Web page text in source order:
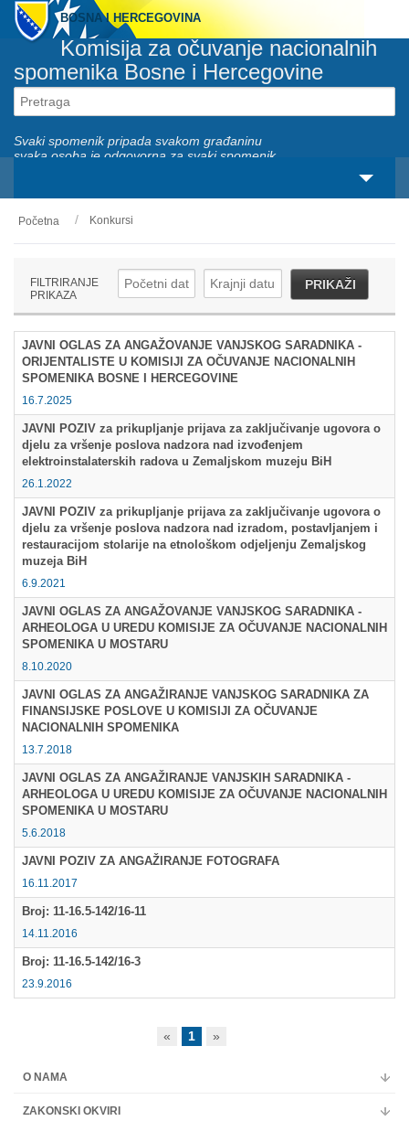
BOSNA I HERCEGOVINA
Komisija za očuvanje nacionalnih
spomenika Bosne i Hercegovine
Svaki spomenik pripada svakom građaninu
svaka osoba je odgovorna za svaki spomenik
O nama
Nacionalni spomenici
Multimedija
Početna Konkursi
FILTRIRANJE
PRIKAZA
PRIKAŽI
JAVNI OGLAS ZA ANGAŽOVANJE VANJSKOG SARADNIKA -
ORIJENTALISTE U KOMISIJI ZA OČUVANJE NACIONALNIH
SPOMENIKA BOSNE I HERCEGOVINE
16.7.2025
JAVNI POZIV za prikupljanje prijava za zaključivanje ugovora o
djelu za vršenje poslova nadzora nad izvođenjem
elektroinstalaterskih radova u Zemaljskom muzeju BiH
26.1.2022
JAVNI POZIV za prikupljanje prijava za zaključivanje ugovora o
djelu za vršenje poslova nadzora nad izradom, postavljanjem i
restauracijom stolarije na etnološkom odjeljenju Zemaljskog
muzeja BiH
6.9.2021
JAVNI OGLAS ZA ANGAŽOVANJE VANJSKOG SARADNIKA -
ARHEOLOGA U UREDU KOMISIJE ZA OČUVANJE NACIONALNIH
SPOMENIKA U MOSTARU
8.10.2020
JAVNI OGLAS ZA ANGAŽIRANJE VANJSKOG SARADNIKA ZA
FINANSIJSKE POSLOVE U KOMISIJI ZA OČUVANJE
NACIONALNIH SPOMENIKA
13.7.2018
JAVNI OGLAS ZA ANGAŽIRANJE VANJSKIH SARADNIKA -
ARHEOLOGA U UREDU KOMISIJE ZA OČUVANJE NACIONALNIH
SPOMENIKA U MOSTARU
5.6.2018
JAVNI POZIV ZA ANGAŽIRANJE FOTOGRAFA
16.11.2017
Broj: 11-16.5-142/16-11
14.11.2016
Broj: 11-16.5-142/16-3
23.9.2016
« 1 »
O NAMA
ZAKONSKI OKVIRI